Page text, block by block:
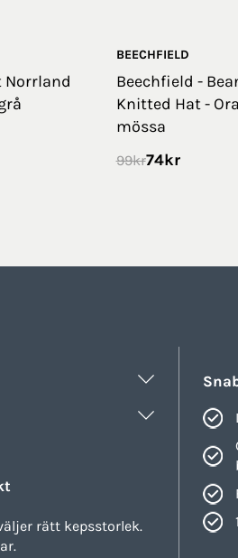
Norrland
BEECHFIELD
Beechfield -
Knitted Hat -
mössa
99kr74kr
rätt kepsstorlek.